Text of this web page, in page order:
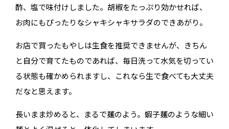
酢、塩で味付けしました。胡椒をたっぷり効かせれば、
お肉にもぴったりなシャキシャキサラダのできあがり。
お店で買ったもやしは生食を推奨できませんが、きちん
と自分で育てたものであれば、毎日洗って水気を切ってい
る状態も確かめられますし、これなら生で食べても大丈夫
だなと思えます。
長いまま炒めると、まるで麺のよう。蝦子麺のような細い